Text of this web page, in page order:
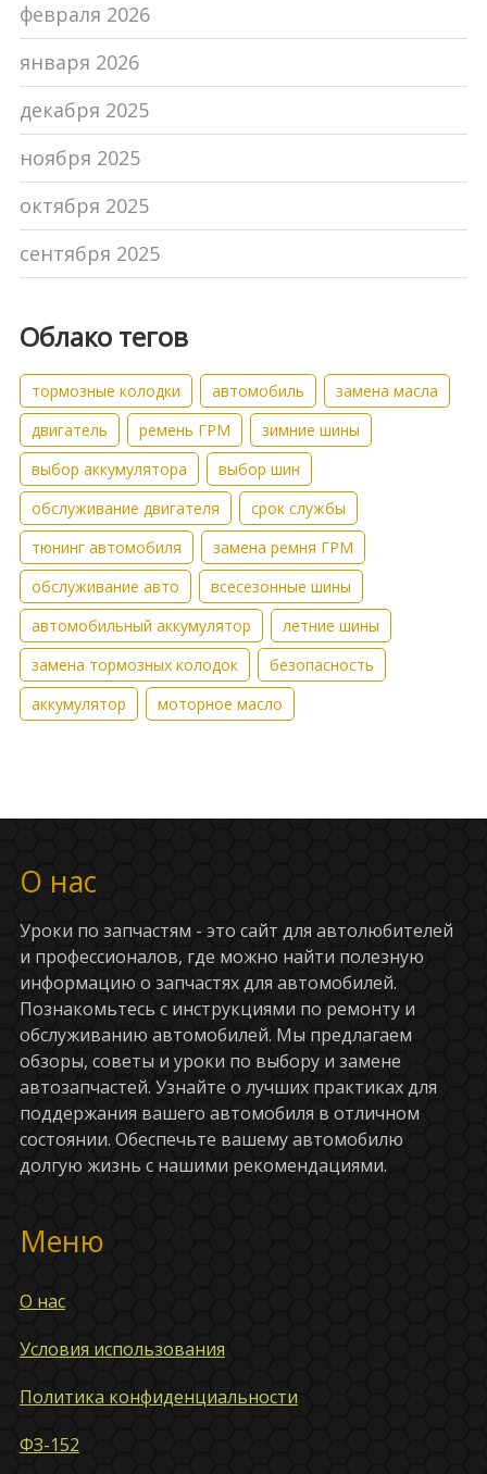
февраля 2026
января 2026
декабря 2025
ноября 2025
октября 2025
сентября 2025
Облако тегов
тормозные колодки автомобиль
замена масла
двигатель
ремень ГРМ
зимние шины
выбор аккумулятора
выбор шин
обслуживание двигателя
срок службы
тюнинг автомобиля
замена ремня ГРМ
обслуживание авто
всесезонные шины
автомобильный аккумулятор
летние шины
замена тормозных колодок
безопасность
аккумулятор
моторное масло
О нас
Уроки по запчастям - это сайт для автолюбителей
и профессионалов, где можно найти полезную
информацию о запчастях для автомобилей.
Познакомьтесь с инструкциями по ремонту и
обслуживанию автомобилей. Мы предлагаем
обзоры, советы и уроки по выбору и замене
автозапчастей. Узнайте о лучших практиках для
поддержания вашего автомобиля в отличном
состоянии. Обеспечьте вашему автомобилю
долгую жизнь с нашими рекомендациями.
Меню
О нас
Условия использования
Политика конфиденциальности
ФЗ-152